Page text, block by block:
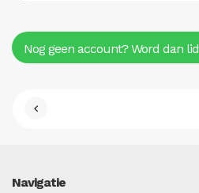
Nog geen account? Word dan lid
Navigatie